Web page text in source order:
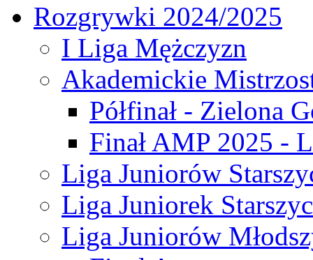
Rozgrywki 2024/2025
I Liga Mężczyzn
Akademickie
Półfinał - Zielona
Finał AMP 2025 -
Liga Juniorów
Liga Juniorek
Liga Juniorów